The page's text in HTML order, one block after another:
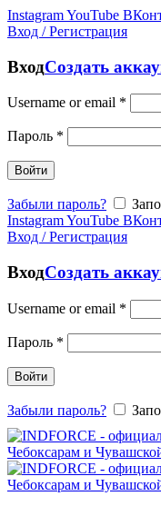
InstagramYouTube
Вход / Регистрация
ВходСоздать
Username or email *
Пароль *
Войти
Забыли пароль?
InstagramYouTube
Вход / Регистрация
ВходСоздать
Username or email *
Пароль *
Войти
Забыли пароль?